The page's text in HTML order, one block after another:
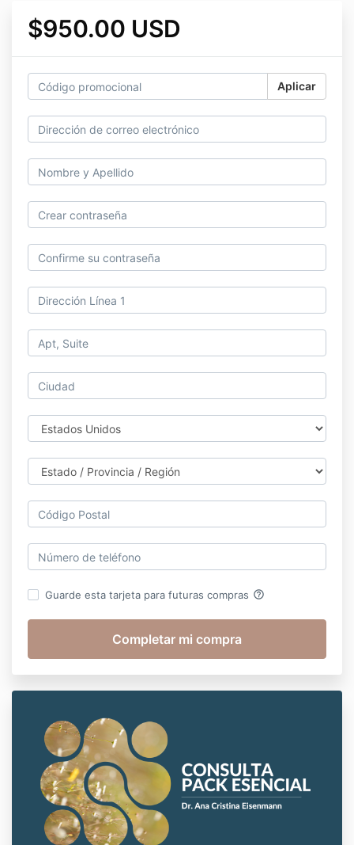
$950.00 USD
Aplicar
Guarde esta tarjeta para futuras compras help_outline